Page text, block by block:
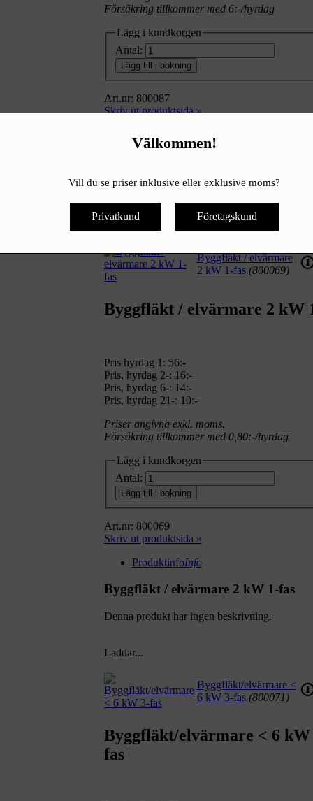
Välkommen!
Vill du se priser inklusive eller exklusive moms?
Privatkund Företagskund
Försäkring tillkommer med 6:-/hyrdag
Lägg i kundkorgen
Antal:
Lägg till i bokning
Art.nr: 800087
Skriv ut produktsida »
Denna produkt har ingen beskrivning.
Byggfläkt / elvärmare
2 kW 1-fas (800069)
Byggfläkt / elvärmare 2 kW
Pris hyrdag 1: 56:-
Pris, hyrdag 2-: 16:-
Pris, hyrdag 6-: 14:-
Pris, hyrdag 21-: 10:-
Priser angivna exkl. moms.
Försäkring tillkommer med 0,80:-/hyrdag
Lägg i kundkorgen
Antal:
Lägg till i bokning
Art.nr: 800069
Skriv ut produktsida »
ProduktinfoInfo
Byggfläkt / elvärmare 2 kW 1-fas
Denna produkt har ingen beskrivning.
Laddar...
Byggfläkt/elvärmare <
6 kW 3-fas (800071)
Byggfläkt/elvärmare < 6 kW
fas